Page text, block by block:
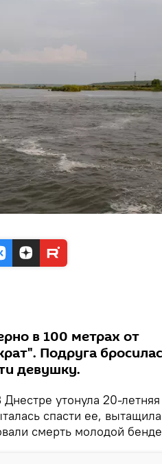
в 100 метрах от
Подруга
девушку.
Днестре утонула 20-летняя
спасти ее, вытащила
смерть молодой